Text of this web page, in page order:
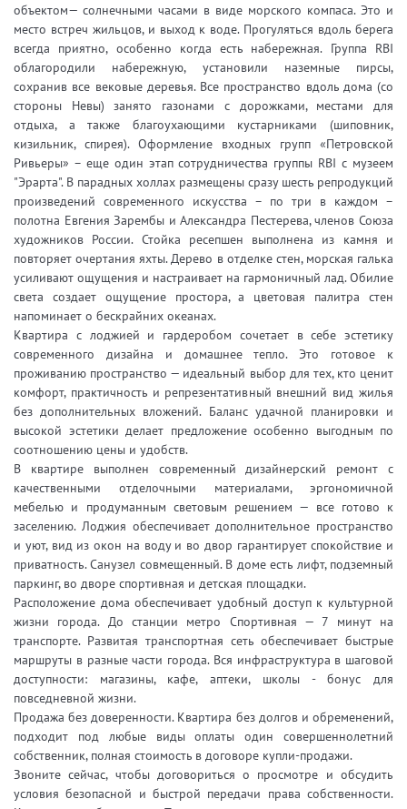
объектом— солнечными часами в виде морского компаса. Это и
место встреч жильцов, и выход к воде. Прогуляться вдоль берега
всегда приятно, особенно когда есть набережная. Группа RBI
облагородили набережную, установили наземные пирсы,
сохранив все вековые деревья. Все пространство вдоль дома (со
стороны Невы) занято газонами с дорожками, местами для
отдыха, а также благоухающими кустарниками (шиповник,
кизильник, спирея). Оформление входных групп «Петровской
Ривьеры» – еще один этап сотрудничества группы RBI с музеем
"Эрарта". В парадных холлах размещены сразу шесть репродукций
произведений современного искусства – по три в каждом –
полотна Евгения Зарембы и Александра Пестерева, членов Союза
художников России. Стойка ресепшен выполнена из камня и
повторяет очертания яхты. Дерево в отделке стен, морская галька
усиливают ощущения и настраивает на гармоничный лад. Обилие
света создает ощущение простора, а цветовая палитра стен
напоминает о бескрайних океанах.
Квартира с лоджией и гардеробом сочетает в себе эстетику
современного дизайна и домашнее тепло. Это готовое к
проживанию пространство — идеальный выбор для тех, кто ценит
комфорт, практичность и репрезентативный внешний вид жилья
без дополнительных вложений. Баланс удачной планировки и
высокой эстетики делает предложение особенно выгодным по
соотношению цены и удобств.
В квартире выполнен современный дизайнерский ремонт с
качественными отделочными материалами, эргономичной
мебелью и продуманным световым решением — все готово к
заселению. Лоджия обеспечивает дополнительное пространство
и уют, вид из окон на воду и во двор гарантирует спокойствие и
приватность. Санузел совмещенный. В доме есть лифт, подземный
паркинг, во дворе спортивная и детская площадки.
Расположение дома обеспечивает удобный доступ к культурной
жизни города. До станции метро Спортивная — 7 минут на
транспорте. Развитая транспортная сеть обеспечивает быстрые
маршруты в разные части города. Вся инфраструктура в шаговой
доступности: магазины, кафе, аптеки, школы - бонус для
повседневной жизни.
Продажа без доверенности. Квартира без долгов и обременений,
подходит под любые виды оплаты один совершеннолетний
собственник, полная стоимость в договоре купли-продажи.
Звоните сейчас, чтобы договориться о просмотре и обсудить
условия безопасной и быстрой передачи права собственности.